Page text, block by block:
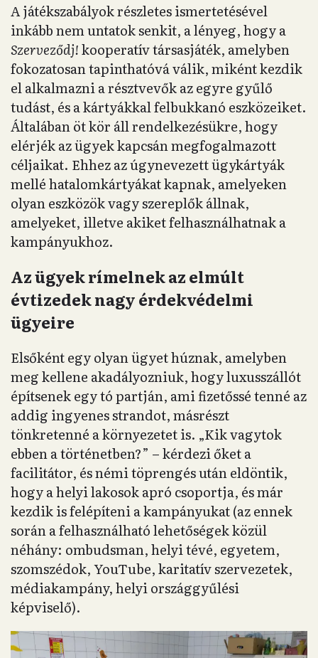
A játékszabályok részletes ismertetésével
inkább nem untatok senkit, a lényeg, hogy a
Szerveződj!kooperatív társasjáték, amelyben
fokozatosan tapinthatóvá válik, miként kezdik
el alkalmazni a résztvevők az egyre gyűlő
tudást, és a kártyákkal felbukkanó eszközeiket.
Általában öt kör áll rendelkezésükre, hogy
elérjék az ügyek kapcsán megfogalmazott
céljaikat. Ehhez az úgynevezett ügykártyák
mellé hatalomkártyákat kapnak, amelyeken
olyan eszközök vagy szereplők állnak,
amelyeket, illetve akiket felhasználhatnak a
kampányukhoz.
Az ügyek rímelnek az elmúlt
évtizedek nagy érdekvédelmi
ügyeire
Elsőként egy olyan ügyet húznak, amelyben
meg kellene akadályozniuk, hogy luxusszállót
építsenek egy tó partján, ami fizetőssé tenné az
addig ingyenes strandot, másrészt
tönkretenné a környezetet is. „Kik vagytok
ebben a történetben?” – kérdezi őket a
facilitátor, és némi töprengés után eldöntik,
hogy a helyi lakosok apró csoportja, és már
kezdik is felépíteni a kampányukat (az ennek
során a felhasználható lehetőségek közül
néhány: ombudsman, helyi tévé, egyetem,
szomszédok, YouTube, karitatív szervezetek,
médiakampány, helyi országgyűlési
képviselő).